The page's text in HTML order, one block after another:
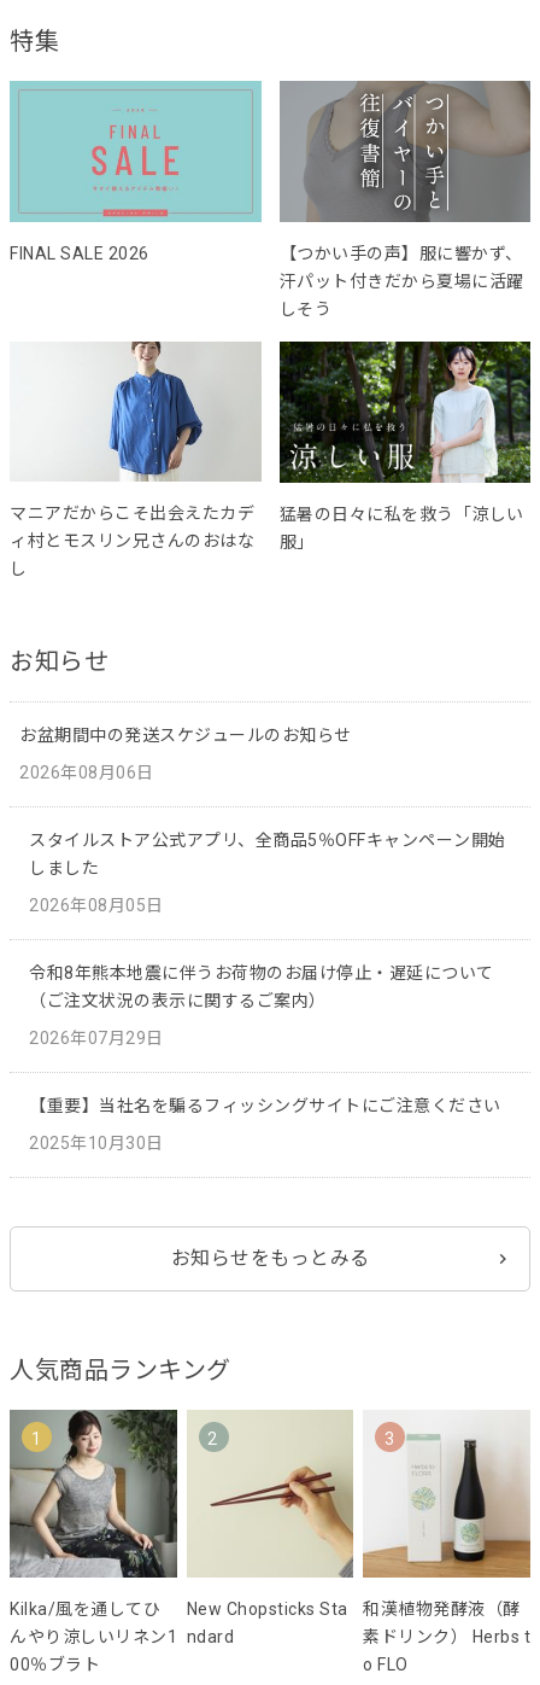
特集
FINAL SALE 2026
【つかい手の声】服に響かず、
汗パット付きだから夏場に活躍
しそう
マニアだからこそ出会えたカデ
ィ村とモスリン兄さんのおはな
し
猛暑の日々に私を救う「涼しい
服」
お知らせ
お盆期間中の発送スケジュールのお知らせ
2026年08月06日
スタイルストア公式アプリ、全商品5％OFFキャンペーン開始
しました
2026年08月05日
令和8年熊本地震に伴うお荷物のお届け停止・遅延について
（ご注文状況の表示に関するご案内）
2026年07月29日
【重要】当社名を騙るフィッシングサイトにご注意ください
2025年10月30日
お知らせをもっとみる
人気商品ランキング
1
Kilka/風を通してひ
んやり涼しいリネン1
00％ブラト
2
New Chopsticks Sta
ndard
3
和漢植物発酵液（酵
素ドリンク） Herbs t
o FLO